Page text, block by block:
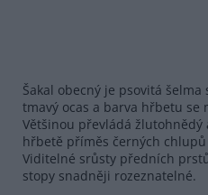
Šakal obecný je psovitá
tmavý ocas a barva hřbetu
Většinou převládá žlutohnědý
hřbetě příměs černých
Viditelné srůsty předních
stopy snadněji rozeznatelné.